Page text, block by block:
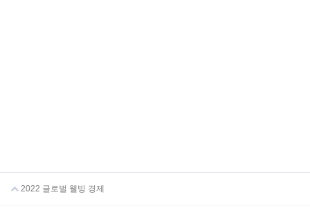
2022 글로벌 웰빙 경제